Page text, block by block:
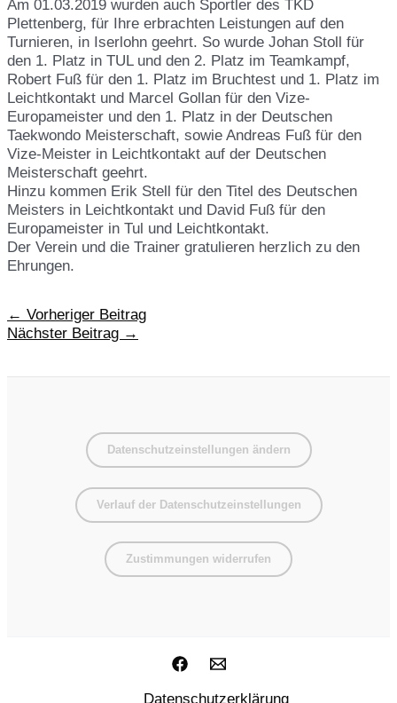
Am 01.03.2019 wurden auch Sportler des TKD
Plettenberg, für Ihre erbrachten Leistungen auf den
Turnieren, in Iserlohn geehrt. So wurde Johan Stoll für
den 1. Platz in TUL und den 2. Platz im Teamkampf,
Robert Fuß für den 1. Platz im Bruchtest und 1. Platz im
Leichtkontakt und Marcel Gollan für den Vize-
Europameister und den 1. Platz in der Deutschen
Taekwondo Meisterschaft, sowie Andreas Fuß für den
Vize-Meister in Leichtkontakt auf der Deutschen
Meisterschaft geehrt.
Hinzu kommen Erik Stell für den Titel des Deutschen
Meisters in Leichtkontakt und David Fuß für den
Europameister in Tul und Leichtkontakt.
Der Verein und die Trainer gratulieren herzlich zu den
Ehrungen.
Beitragsnavigation
← Vorheriger Beitrag
Nächster Beitrag →
Datenschutzeinstellungen ändern
Verlauf der Datenschutzeinstellungen
Zustimmungen widerrufen
Datenschutzerklärung